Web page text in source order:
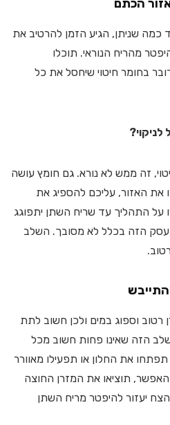
הכתם
שניתן, הגיע הזמן להרטיב את
מהריח הנוראי. תוכלו
בחומר חיטוי שיחסל את כל
לניקוי?
זה ממש לא נורא. גם חומץ עושה
את האזור, עליכם להספיג את
התהליך עד שריח השתן יתפוגג
הזה בכלל לא מסובך. השלב
רטוב וספוג במים ולכן חשוב לתת
הזה שאינו פחות חשוב מכל
את החלון או תפעילו מאוורר
תוציאו את המזרן החוצה
יעזור להיפטר מריח השתן